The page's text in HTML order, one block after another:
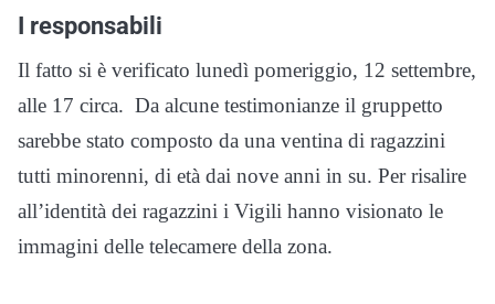
I responsabili
Il fatto si è verificato lunedì pomeriggio, 12 settembre,
alle 17 circa. Da alcune testimonianze il gruppetto
sarebbe stato composto da una ventina di ragazzini
tutti minorenni, di età dai nove anni in su. Per risalire
all’identità dei ragazzini i Vigili hanno visionato le
immagini delle telecamere della zona.